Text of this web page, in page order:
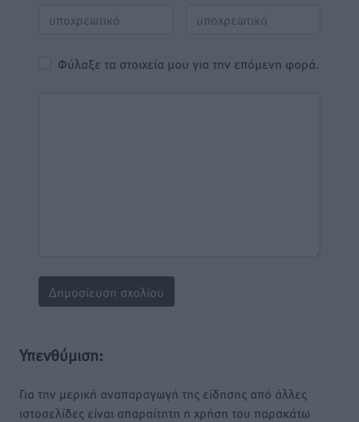
Φύλαξε τα στοιχεία μου για την επόμενη φορά.
Υπενθύμιση:
Για την μερική αναπαραγωγή της είδησης από άλλες
ιστοσελίδες είναι απαραίτητη η χρήση του παρακάτω